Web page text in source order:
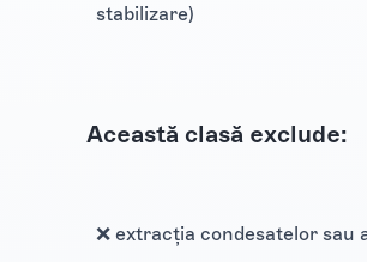
stabilizare)
Această clasă exclude:
❌ extracția condesatelor sau